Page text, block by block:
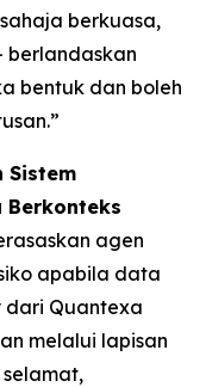
berkuasa,
bentuk dan boleh
Sistem
Berkonteks
agen
apabila data
Quantexa
melalui lapisan